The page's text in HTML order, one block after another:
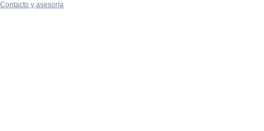
Contacto y asesoría